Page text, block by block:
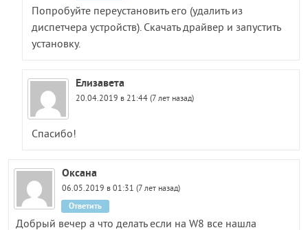
Попробуйте переустановить его (удалить из
диспетчера устройств). Скачать драйвер и запустить
установку.
Елизавета
20.04.2019 в 21:44 (7 лет назад)
Спасибо!
Оксана
06.05.2019 в 01:31 (7 лет назад)
Добрый вечер а что делать если на W8 все нашла
Ответить